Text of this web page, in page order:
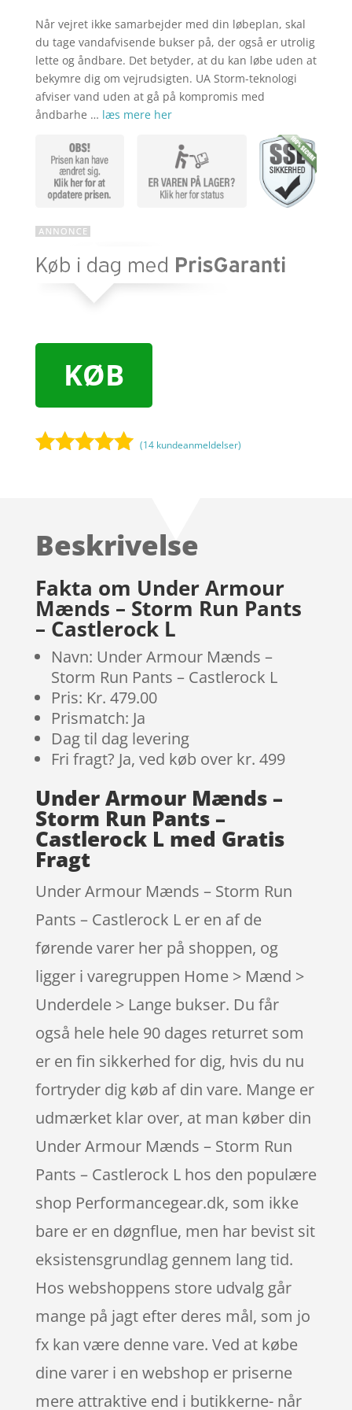
kr.
pris
er:
kr.
Når vejret ikke samarbejder med din løbeplan, skal
du tage vandafvisende bukser på, der også er utrolig
lette og åndbare. Det betyder, at du kan løbe uden at
bekymre dig om vejrudsigten. UA Storm-teknologi
afviser vand uden at gå på kompromis med
åndbarhe … læs mere her
KØB
kundebedøm
(14 kundeanmeldelser)
Beskrivelse
Fakta om Under Armour
Mænds – Storm Run Pants
– Castlerock L
Navn: Under Armour Mænds –
Storm Run Pants – Castlerock L
Pris: Kr. 479.00
Prismatch: Ja
Dag til dag levering
Fri fragt? Ja, ved køb over kr. 499
Under Armour Mænds –
Storm Run Pants –
Castlerock L med Gratis
Fragt
Under Armour Mænds – Storm Run
Pants – Castlerock L er en af de
førende varer her på shoppen, og
ligger i varegruppen Home > Mænd >
Underdele > Lange bukser. Du får
også hele hele 90 dages returret som
er en fin sikkerhed for dig, hvis du nu
fortryder dig køb af din vare. Mange er
udmærket klar over, at man køber din
Under Armour Mænds – Storm Run
Pants – Castlerock L hos den populære
shop Performancegear.dk, som ikke
bare er en døgnflue, men har bevist sit
eksistensgrundlag gennem lang tid.
Hos webshoppens store udvalg går
mange på jagt efter deres mål, som jo
fx kan være denne vare. Ved at købe
dine varer i en webshop er priserne
mere attraktive end i butikkerne- når